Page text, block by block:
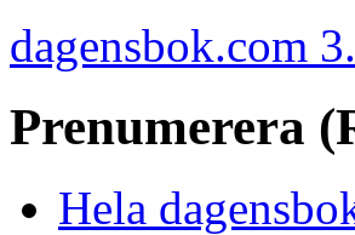
dagensbok.com
Prenumerera
Hela